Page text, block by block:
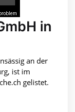
in
an der
ist im
gelistet.